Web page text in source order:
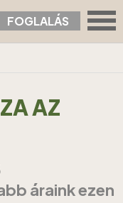
FOGLALÁS
AZ
áraink ezen